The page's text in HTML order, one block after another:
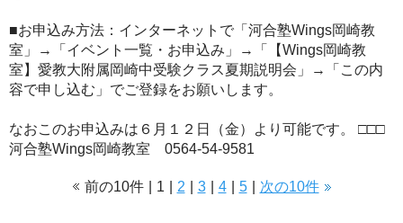
■お申込み方法：インターネットで「河合塾Wings岡崎教
室」→「イベント一覧・お申込み」→「【Wings岡崎教
室】愛教大附属岡崎中受験クラス夏期説明会」→「この内
容で申し込む」でご登録をお願いします。
なおこのお申込みは６月１２日（金）より可能です。 □□□
河合塾Wings岡崎教室 0564-54-9581
前の10件 1 2 3 4 5 次の10件